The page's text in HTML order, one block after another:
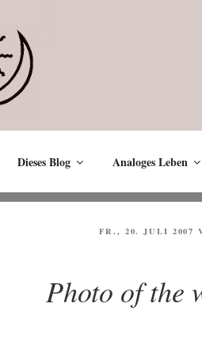
Dieses Blog Analoges Leben
VERÖFFENTLICHT
FR., 20. JULI 2007
Photo of the